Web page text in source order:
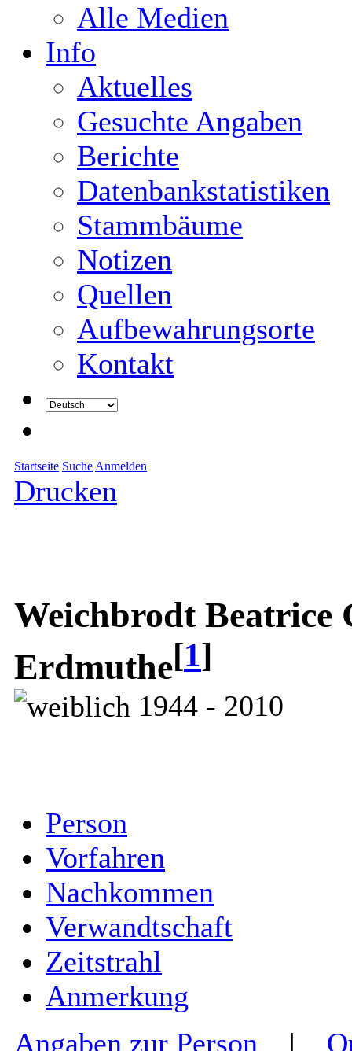
Alle Medien
Info
Aktuelles
Gesuchte Angaben
Berichte
Datenbankstatistiken
Stammbäume
Notizen
Quellen
Aufbewahrungsorte
Kontakt
Startseite Suche Anmelden
Drucken
Weichbrodt Beatrice
Erdmuthe[1]
1944 - 2010
Person
Vorfahren
Nachkommen
Verwandtschaft
Zeitstrahl
Anmerkung
Angaben zur Person |